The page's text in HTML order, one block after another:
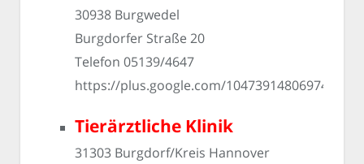
30938 Burgwedel
Burgdorfer Straße 20
Telefon 05139/4647
https://plus.google.com/
Tierärztliche Klinik
31303 Burgdorf/Kreis Hannover